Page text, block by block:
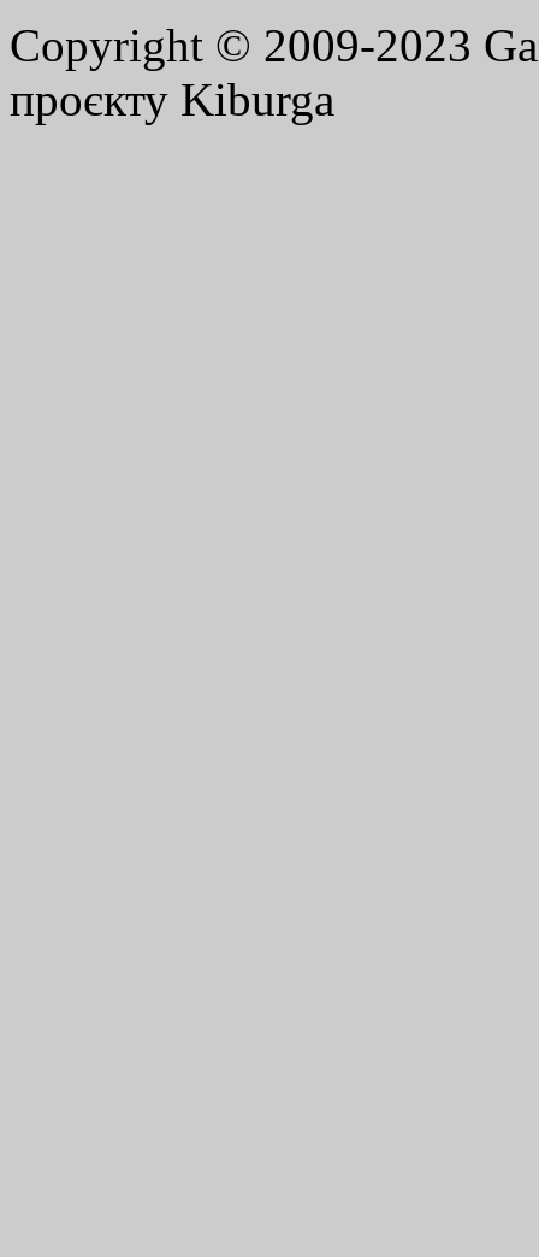
Copyright © 2009-2023
проєкту Kiburga